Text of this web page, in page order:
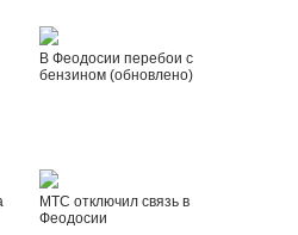
В Феодосии перебои с
бензином (обновлено)
МТС отключил связь в
Феодосии